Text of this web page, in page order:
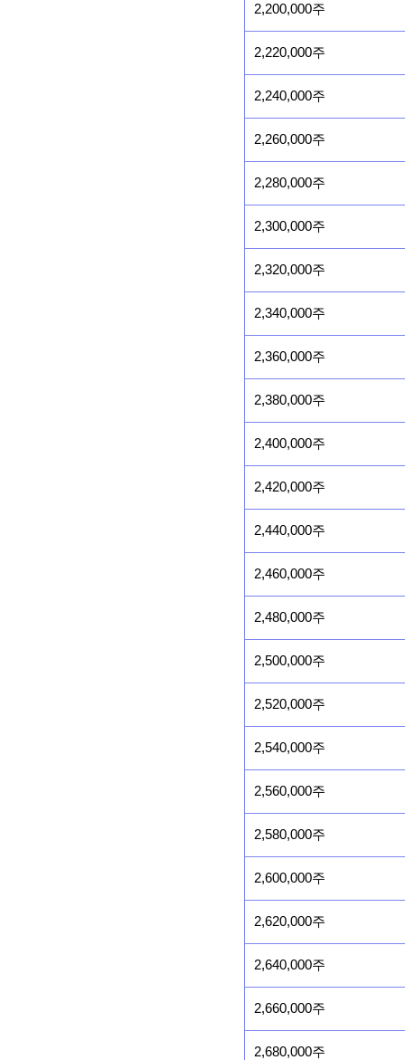
2,200,000주
2,220,000주
2,240,000주
2,260,000주
2,280,000주
2,300,000주
2,320,000주
2,340,000주
2,360,000주
2,380,000주
2,400,000주
2,420,000주
2,440,000주
2,460,000주
2,480,000주
2,500,000주
2,520,000주
2,540,000주
2,560,000주
2,580,000주
2,600,000주
2,620,000주
2,640,000주
2,660,000주
2,680,000주